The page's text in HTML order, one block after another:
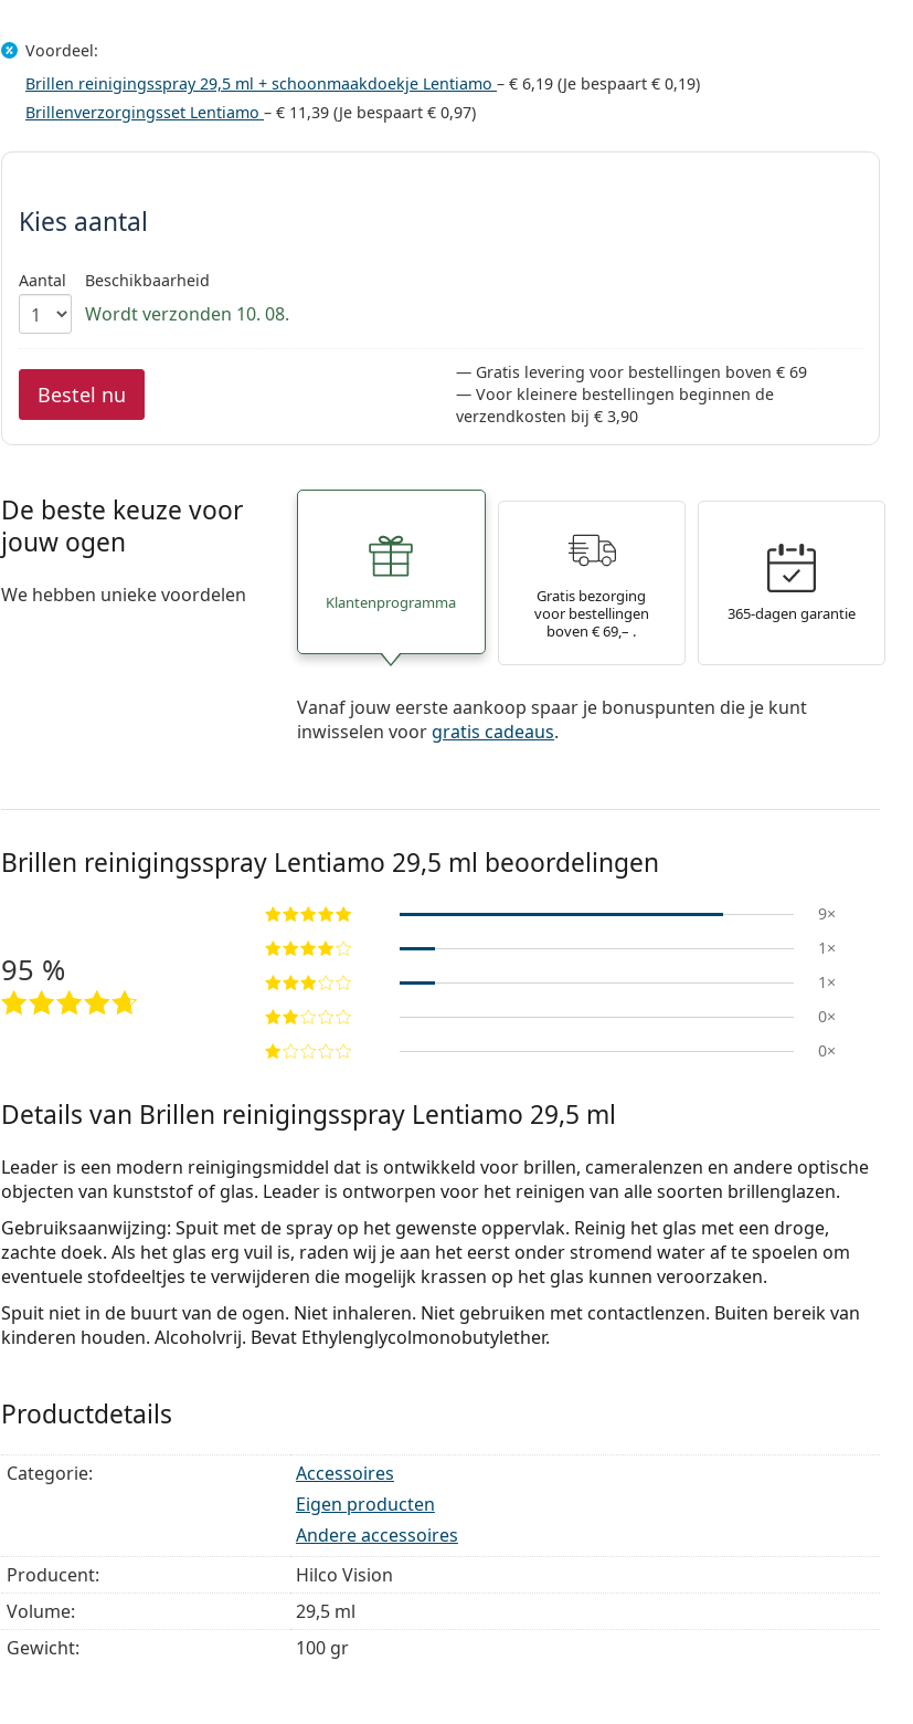
Voordeel:
Brillen reinigingsspray 29,5 ml + schoonmaakdoekje Lentiamo–€ 6,19 (Je bespaart€ 0,19)
Brillenverzorgingsset Lentiamo–€ 11,39 (Je bespaart€ 0,97)
Kies parameters:
Kies aantal
Aantal Beschikbaarheid
Wordt verzonden 10. 08.
Bestel nu
Gratis levering voor bestellingen boven € 69
Voor kleinere bestellingen beginnen de
verzendkosten bij € 3,90
De beste keuze voor
jouw ogen
We hebben unieke voordelen Klantenprogramma
Gratis bezorging
voor bestellingen
boven € 69,– .
365-dagen garantie
Vanaf jouw eerste aankoop spaar je bonuspunten die je kunt
inwisselen voorgratis cadeaus.
Brillen reinigingsspray Lentiamo 29,5 ml beoordelingen
95 %
9×
1×
1×
0×
0×
Details van Brillen reinigingsspray Lentiamo 29,5 ml
Leader is een modern reinigingsmiddel dat is ontwikkeld voor brillen, cameralenzen en andere optische
objecten van kunststof of glas. Leader is ontworpen voor het reinigen van alle soorten brillenglazen.
Gebruiksaanwijzing: Spuit met de spray op het gewenste oppervlak. Reinig het glas met een droge,
zachte doek. Als het glas erg vuil is, raden wij je aan het eerst onder stromend water af te spoelen om
eventuele stofdeeltjes te verwijderen die mogelijk krassen op het glas kunnen veroorzaken.
Spuit niet in de buurt van de ogen. Niet inhaleren. Niet gebruiken met contactlenzen. Buiten bereik van
kinderen houden. Alcoholvrij. Bevat Ethylenglycolmonobutylether.
Productdetails
Categorie:
Accessoires
Eigen producten
Andere accessoires
Producent:
Hilco Vision
Volume:
29,5 ml
Gewicht:
100 gr